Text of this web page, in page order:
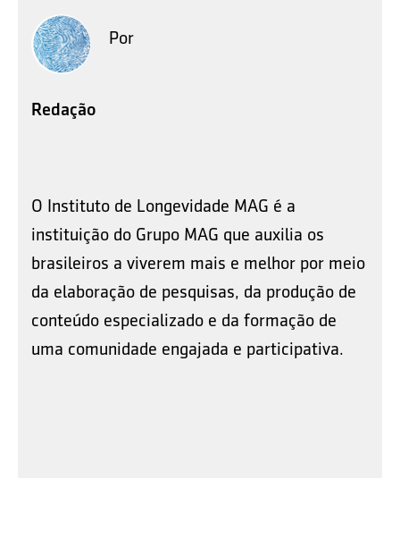
Por
Redação
O Instituto de Longevidade MAG é a
instituição do Grupo MAG que auxilia os
brasileiros a viverem mais e melhor por meio
da elaboração de pesquisas, da produção de
conteúdo especializado e da formação de
uma comunidade engajada e participativa.